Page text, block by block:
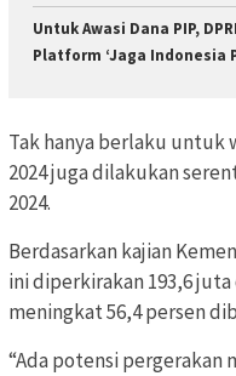
Untuk Awasi Dana PIP,
Platform ‘Jaga Indonesia
Tak hanya berlaku untuk
2024 juga dilakukan
2024.
Berdasarkan kajian
ini diperkirakan 193,6
meningkat 56,4 persen
“Ada potensi pergerakan